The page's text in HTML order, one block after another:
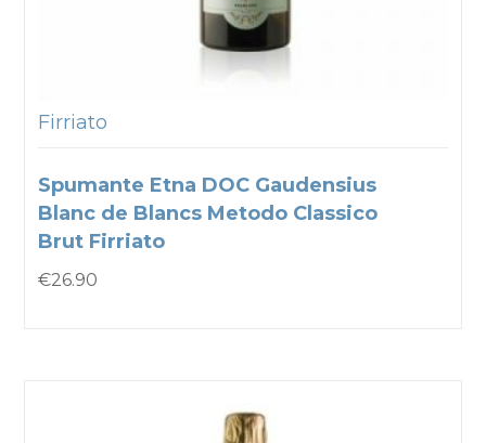
Firriato
Spumante Etna DOC Gaudensius
Blanc de Blancs Metodo Classico
Brut Firriato
€26.90